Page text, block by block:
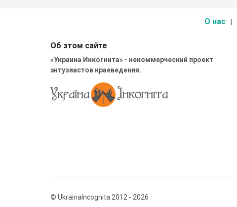
О нас
Об этом сайте
«Украина Инкогнита» - некоммерческий проект
энтузиастов краеведения.
© UkrainaIncognita 2012 - 2026